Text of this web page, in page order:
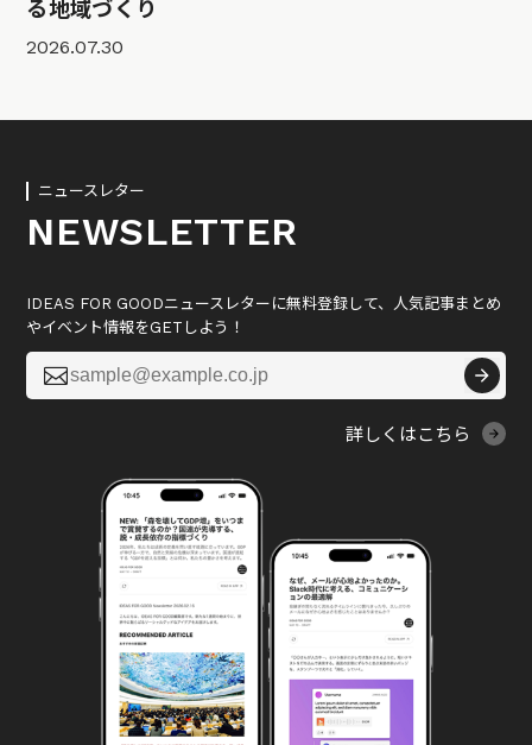
る地域づくり
2026.07.30
ニュースレター
NEWSLETTER
IDEAS FOR GOODニュースレターに無料登録して、人気記事まとめ
やイベント情報をGETしよう！

詳しくはこちら